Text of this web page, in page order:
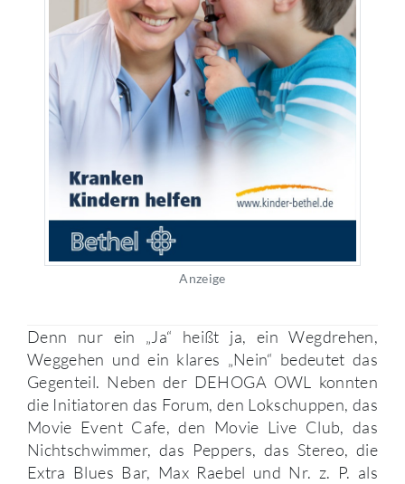
Anzeige
Denn nur ein „Ja“ heißt ja, ein Wegdrehen,
Weggehen und ein klares „Nein“ bedeutet das
Gegenteil. Neben der DEHOGA OWL konnten
die Initiatoren das Forum, den Lokschuppen, das
Movie Event Cafe, den Movie Live Club, das
Nichtschwimmer, das Peppers, das Stereo, die
Extra Blues Bar, Max Raebel und Nr. z. P. als